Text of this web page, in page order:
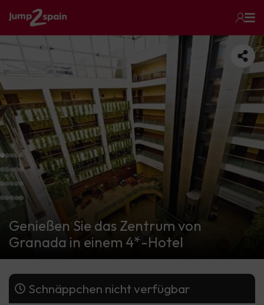
Genießen Sie das Zentrum von
Granada in einem 4*-Hotel
Schnäppchen nicht verfügbar